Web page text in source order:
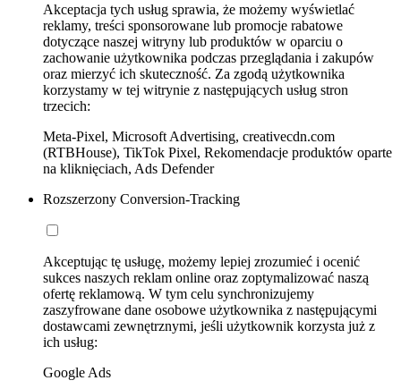
Akceptacja tych usług sprawia, że możemy wyświetlać
reklamy, treści sponsorowane lub promocje rabatowe
dotyczące naszej witryny lub produktów w oparciu o
zachowanie użytkownika podczas przeglądania i zakupów
oraz mierzyć ich skuteczność. Za zgodą użytkownika
korzystamy w tej witrynie z następujących usług stron
trzecich:
Meta-Pixel, Microsoft Advertising, creativecdn.com
(RTBHouse), TikTok Pixel, Rekomendacje produktów oparte
na kliknięciach, Ads Defender
Rozszerzony Conversion-Tracking
Akceptując tę usługę, możemy lepiej zrozumieć i ocenić
sukces naszych reklam online oraz zoptymalizować naszą
ofertę reklamową. W tym celu synchronizujemy
zaszyfrowane dane osobowe użytkownika z następującymi
dostawcami zewnętrznymi, jeśli użytkownik korzysta już z
ich usług:
Google Ads